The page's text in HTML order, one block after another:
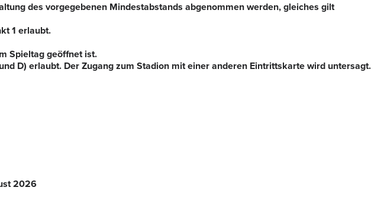
des vorgegebenen Mindestabstands abgenommen werden, gleiches gilt
1 erlaubt.
Spieltag geöffnet ist.
D) erlaubt. Der Zugang zum Stadion mit einer anderen Eintrittskarte wird untersagt.
2026